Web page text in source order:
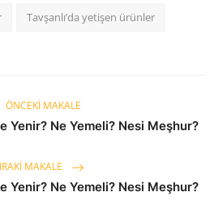
Tavşanlı’da yetişen ürünler
ÖNCEKI MAKALE
Yenir? Ne Yemeli? Nesi Meşhur?
MAKALE
Yenir? Ne Yemeli? Nesi Meşhur?